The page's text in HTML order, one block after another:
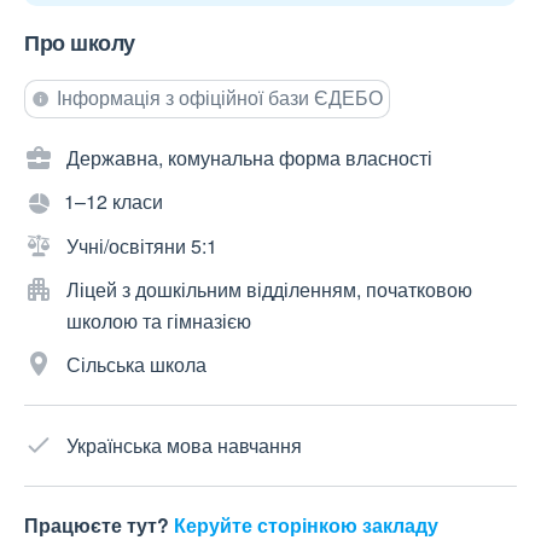
Про школу
Інформація з офіційної бази ЄДЕБО
Державна, комунальна форма власності
1–12 класи
Учні/освітяни 5:1
Ліцей з дошкільним відділенням, початковою
школою та гімназією
Сільська школа
Українська мова навчання
Працюєте тут? Керуйте сторінкою закладу